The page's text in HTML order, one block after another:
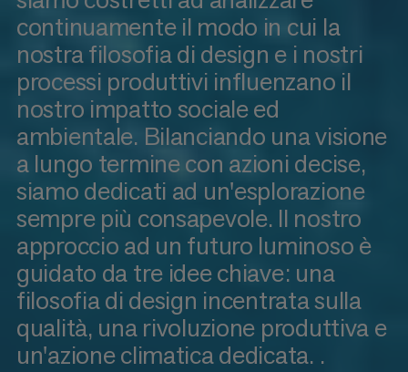
continuamente il modo in cui la
nostra filosofia di design e i nostri
processi produttivi influenzano il
nostro impatto sociale ed
ambientale. Bilanciando una visione
a lungo termine con azioni decise,
siamo dedicati ad un'esplorazione
sempre più consapevole. Il nostro
approccio ad un futuro luminoso è
guidato da tre idee chiave: una
filosofia di design incentrata sulla
qualità, una rivoluzione produttiva e
un'azione climatica dedicata. .